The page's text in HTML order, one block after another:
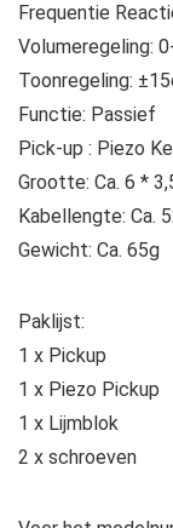
Frequentie
Volumeregeling:
Toonregeling:
Functie: Passief
Pick-up : Piezo
Grootte: Ca. 6 *
Kabellengte: Ca.
Gewicht: Ca. 65g
Paklijst:
1 x Pickup
1 x Piezo Pickup
1 x Lijmblok
2 x schroeven